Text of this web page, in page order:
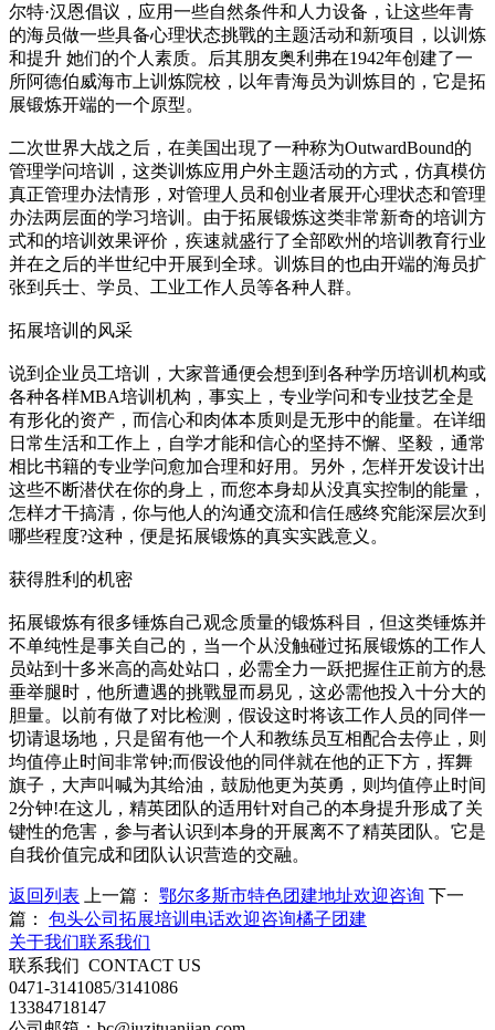
尔特·汉恩倡议，应用一些自然条件和人力设备，让这些年青
的海员做一些具备心理状态挑戰的主题活动和新项目，以训炼
和提升 她们的个人素质。后其朋友奥利弗在1942年创建了一
所阿德伯威海市上训炼院校，以年青海员为训炼目的，它是拓
展锻炼开端的一个原型。
二次世界大战之后，在美国出現了一种称为OutwardBound的
管理学问培训，这类训炼应用户外主题活动的方式，仿真模仿
真正管理办法情形，对管理人员和创业者展开心理状态和管理
办法两层面的学习培训。由于拓展锻炼这类非常新奇的培训方
式和的培训效果评价，疾速就盛行了全部欧州的培训教育行业
并在之后的半世纪中开展到全球。训炼目的也由开端的海员扩
张到兵士、学员、工业工作人员等各种人群。
拓展培训的风采
说到企业员工培训，大家普通便会想到到各种学历培训机构或
各种各样MBA培训机构，事实上，专业学问和专业技艺全是
有形化的资产，而信心和肉体本质则是无形中的能量。在详细
日常生活和工作上，自学才能和信心的坚持不懈、坚毅，通常
相比书籍的专业学问愈加合理和好用。另外，怎样开发设计出
这些不断潜伏在你的身上，而您本身却从没真实控制的能量，
怎样才干搞清，你与他人的沟通交流和信任感终究能深层次到
哪些程度?这种，便是拓展锻炼的真实实践意义。
获得胜利的机密
拓展锻炼有很多锤炼自己观念质量的锻炼科目，但这类锤炼并
不单纯性是事关自己的，当一个从没触碰过拓展锻炼的工作人
员站到十多米高的高处站口，必需全力一跃把握住正前方的悬
垂举腿时，他所遭遇的挑戰显而易见，这必需他投入十分大的
胆量。以前有做了对比检测，假设这时将该工作人员的同伴一
切请退场地，只是留有他一个人和教练员互相配合去停止，则
均值停止时间非常钟;而假设他的同伴就在他的正下方，挥舞
旗子，大声叫喊为其给油，鼓励他更为英勇，则均值停止时间
2分钟!在这儿，精英团队的适用针对自己的本身提升形成了关
键性的危害，参与者认识到本身的开展离不了精英团队。它是
自我价值完成和团队认识营造的交融。
返回列表 上一篇： 鄂尔多斯市特色团建地址欢迎咨询 下一
篇： 包头公司拓展培训电话欢迎咨询橘子团建
关于我们联系我们
联系我们 CONTACT US
0471-3141085/3141086
13384718147